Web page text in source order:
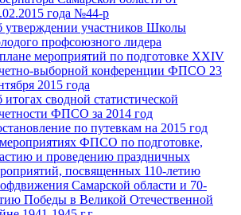
года №44-р
утверждении участников Школы
профсоюзного лидера
мероприятий по подготовке XXIV
выборной конференции ФПСО 23
2015 года
сводной статистической
ФПСО за 2014 год
по путевкам на 2015 год
ФПСО по подготовке,
и проведению праздничных
посвященных 110-летию
Самарской области и 70-
Победы в Великой Отечественной